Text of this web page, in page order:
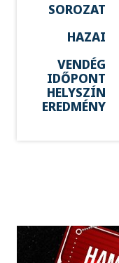
SOROZAT
HAZAI
VENDÉG
IDŐPONT
HELYSZÍN
EREDMÉNY